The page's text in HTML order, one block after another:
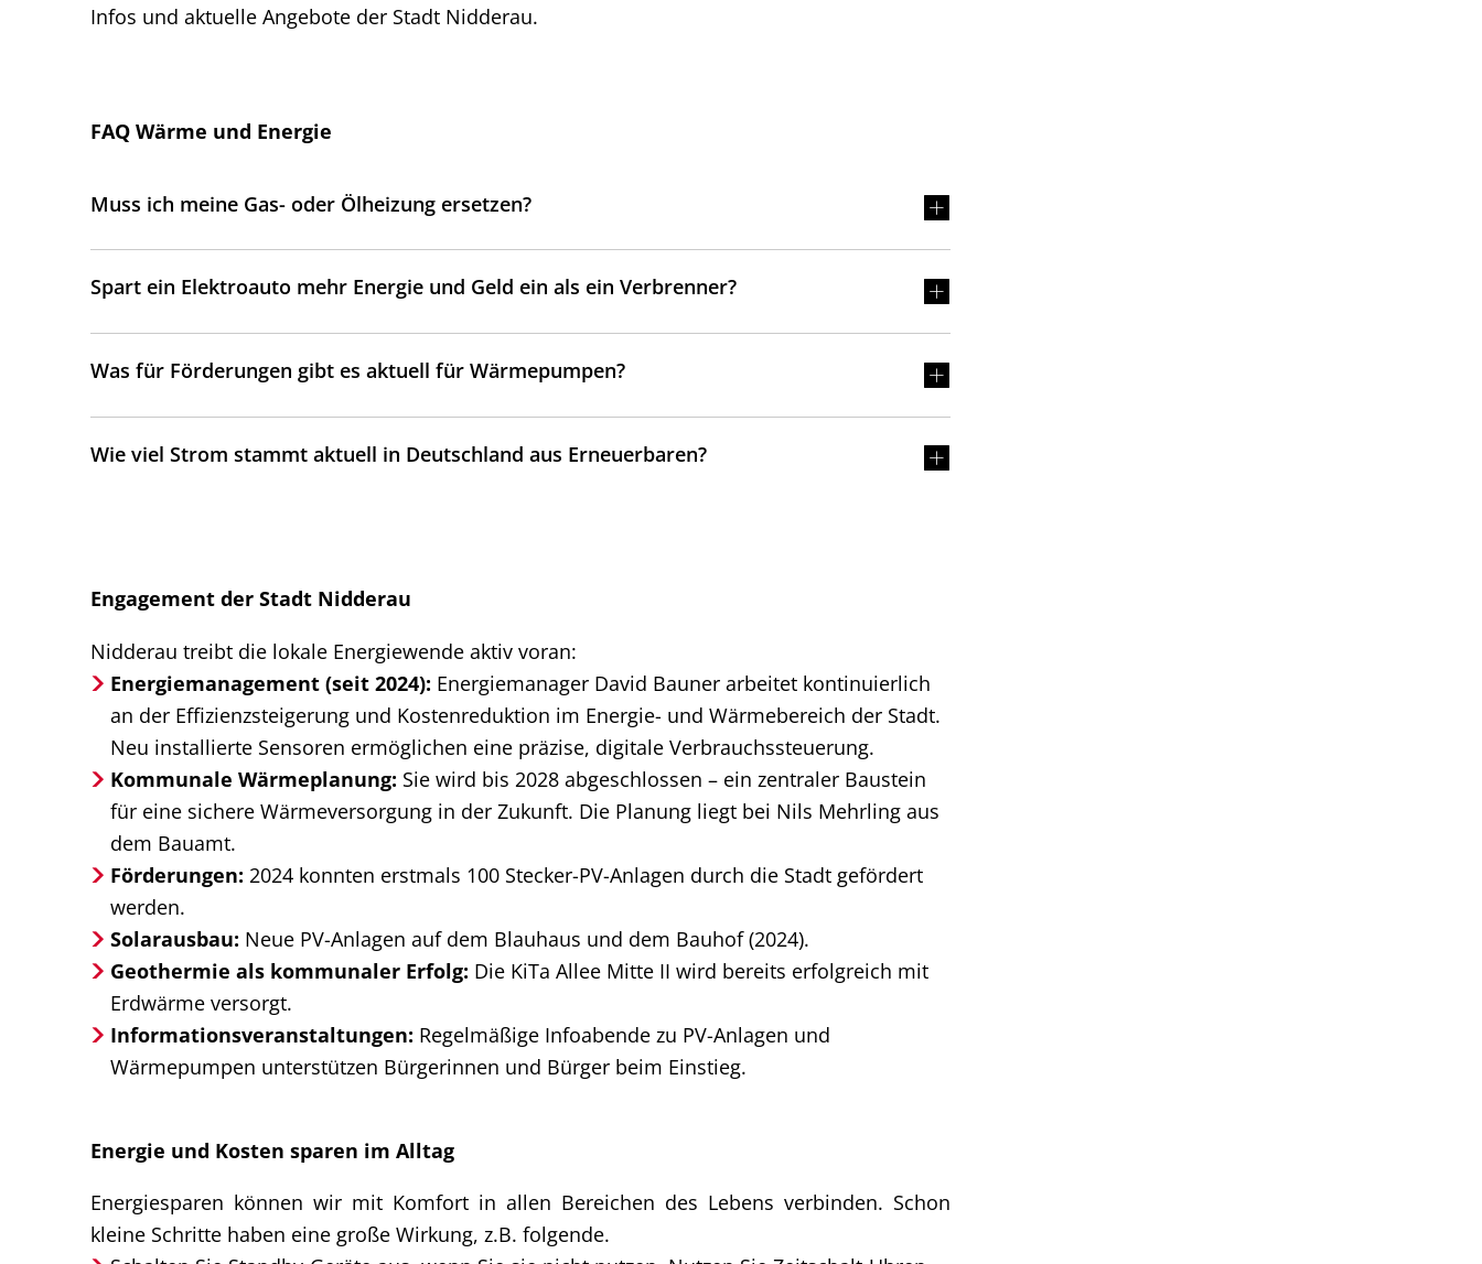
Infos und aktuelle Angebote der Stadt Nidderau.
FAQ Wärme und Energie
Muss ich meine Gas- oder Ölheizung ersetzen?
Spart ein Elektroauto mehr Energie und Geld ein als ein Verbrenner?
Was für Förderungen gibt es aktuell für Wärmepumpen?
Wie viel Strom stammt aktuell in Deutschland aus Erneuerbaren?
Engagement der Stadt Nidderau
Nidderau treibt die lokale Energiewende aktiv voran:
Energiemanagement (seit 2024): Energiemanager David Bauner arbeitet kontinuierlich
an der Effizienzsteigerung und Kostenreduktion im Energie- und Wärmebereich der Stadt.
Neu installierte Sensoren ermöglichen eine präzise, digitale Verbrauchssteuerung.
Kommunale Wärmeplanung: Sie wird bis 2028 abgeschlossen – ein zentraler Baustein
für eine sichere Wärmeversorgung in der Zukunft. Die Planung liegt bei Nils Mehrling aus
dem Bauamt.
Förderungen: 2024 konnten erstmals 100 Stecker-PV-Anlagen durch die Stadt gefördert
werden.
Solarausbau: Neue PV-Anlagen auf dem Blauhaus und dem Bauhof (2024).
Geothermie als kommunaler Erfolg: Die KiTa Allee Mitte II wird bereits erfolgreich mit
Erdwärme versorgt.
Informationsveranstaltungen: Regelmäßige Infoabende zu PV-Anlagen und
Wärmepumpen unterstützen Bürgerinnen und Bürger beim Einstieg.
Energie und Kosten sparen im Alltag
Energiesparen können wir mit Komfort in allen Bereichen des Lebens verbinden. Schon
kleine Schritte haben eine große Wirkung, z.B. folgende.